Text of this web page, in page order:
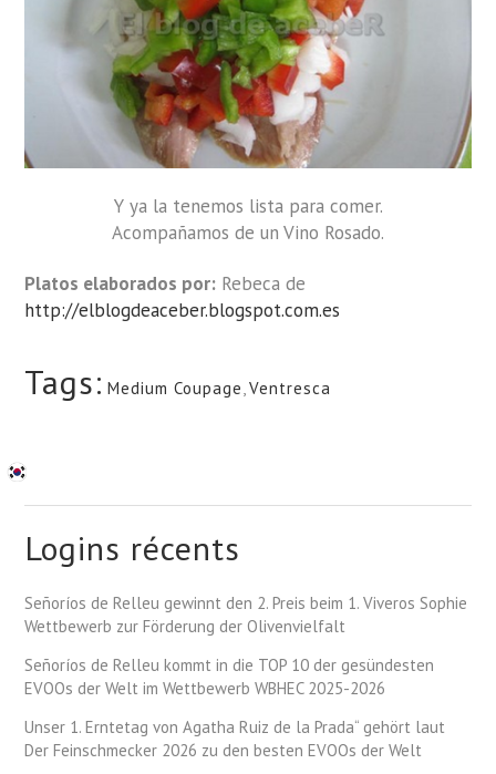
Y ya la tenemos lista para comer.
Acompañamos de un Vino Rosado.
Platos elaborados por: Rebeca de
http://elblogdeaceber.blogspot.com.es
Tags: Medium Coupage,Ventresca
Logins récents
Señoríos de Relleu gewinnt den 2. Preis beim 1. Viveros Sophie
Wettbewerb zur Förderung der Olivenvielfalt
Señoríos de Relleu kommt in die TOP 10 der gesündesten
EVOOs der Welt im Wettbewerb WBHEC 2025-2026
Unser 1. Erntetag von Agatha Ruiz de la Prada“ gehört laut
Der Feinschmecker 2026 zu den besten EVOOs der Welt